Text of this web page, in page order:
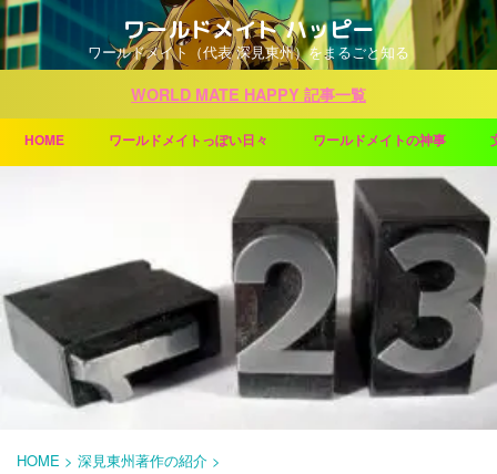
ワールドメイト ハッピー
ワールドメイト（代表 深見東州）をまるごと知る
WORLD MATE HAPPY 記事一覧
HOME ワールドメイトっぽい日々 ワールドメイトの神事
HOME > 深見東州著作の紹介 >